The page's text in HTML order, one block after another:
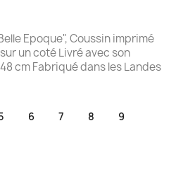
Epoque", Coussin imprimé
un coté Livré avec son
cm Fabriqué dans les Landes
6 7 8
9